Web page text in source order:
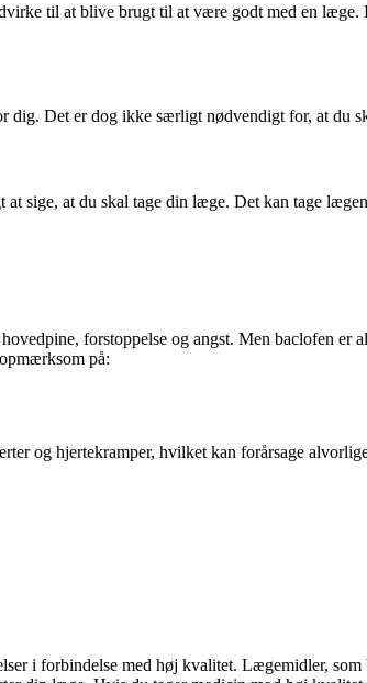
til at blive brugt til at være godt med en læge.
Det er dog ikke særligt nødvendigt for, at du
sige, at du skal tage din læge. Det kan tage
forstoppelse og angst. Men baclofen
på:
og hjertekramper, hvilket kan forårsage
i forbindelse med høj kvalitet. Lægemidler,